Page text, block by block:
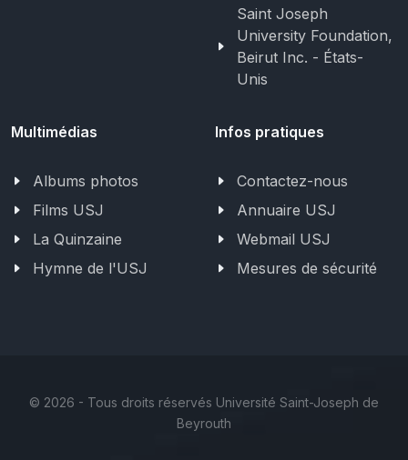
Saint Joseph
University Foundation,
Beirut Inc. - États-
Unis
Multimédias
Albums photos
Films USJ
La Quinzaine
Hymne de l'USJ
Infos pratiques
Contactez-nous
Annuaire USJ
Webmail USJ
Mesures de sécurité
© 2026 - Tous droits réservés Université Saint-Joseph de
Beyrouth